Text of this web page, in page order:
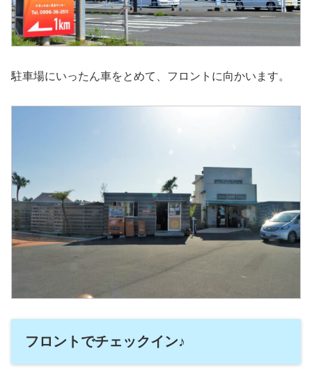
駐車場にいったん車をとめて、フロントに向かいます。
フロントでチェックイン♪